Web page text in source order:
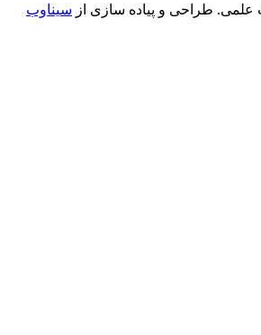
علمی. طراحی و پیاده سازی از سیناوب